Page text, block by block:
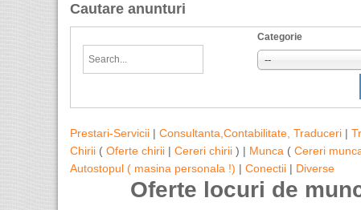
Cautare anunturi
Categorie
--
Prestari-Servicii | Consultanta,Contabilitate, Traduceri |
Chirii ( Oferte chirii | Cereri chirii ) | Munca ( Cereri
Autostopul ( masina personala !) | Conectii | Diverse
Oferte locuri de